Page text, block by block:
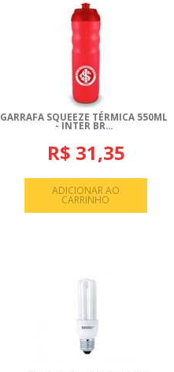
GARRAFA SQUEEZE TÉRMICA 550ML
- INTER BR...
R$ 31,35
ADICIONAR AO
CARRINHO